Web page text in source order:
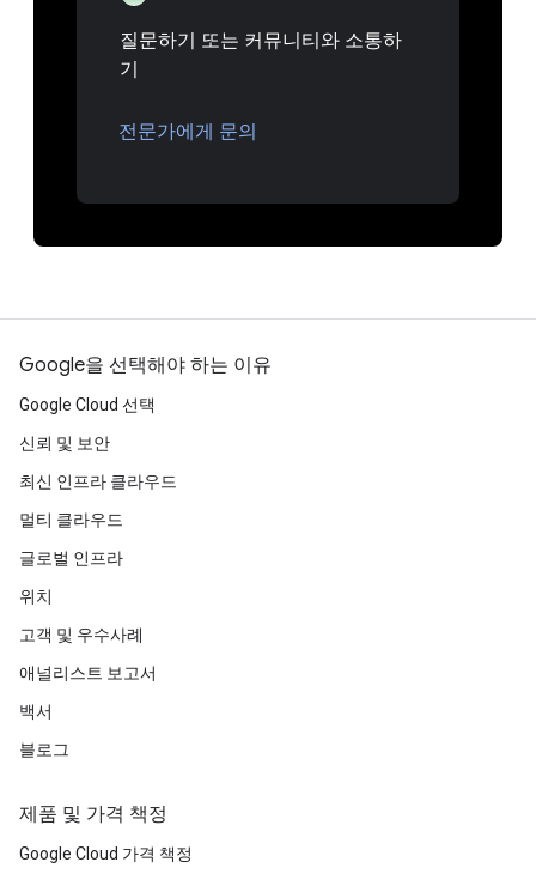
질문하기 또는 커뮤니티와 소통하
기
전문가에게 문의
Google을 선택해야 하는 이유
Google Cloud 선택
신뢰 및 보안
최신 인프라 클라우드
멀티 클라우드
글로벌 인프라
위치
고객 및 우수사례
애널리스트 보고서
백서
블로그
제품 및 가격 책정
Google Cloud 가격 책정